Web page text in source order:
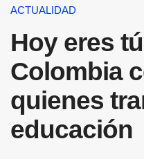
ACTUALIDAD
Hoy eres
Colombia
quienes
educación